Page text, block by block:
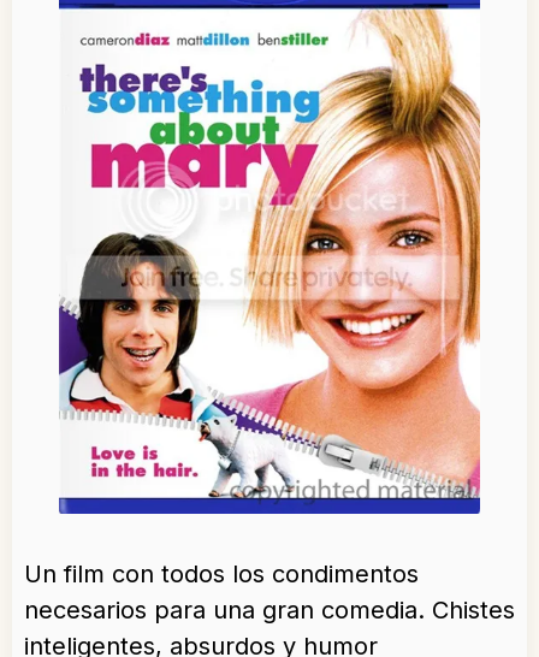
Un film con todos los condimentos
necesarios para una gran comedia. Chistes
inteligentes, absurdos y humor